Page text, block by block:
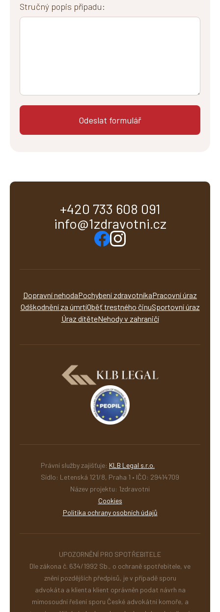
Stručný popis případu:
+420 733 608 091
info@1zdravotni.cz
Dopravní nehodaPochybení zdravotníkaPracovní úraz
Odškodnění za úmrtíOběť trestného činuSportovní úraz
Úraz dítěteNehody v zahraničí
Právní služby zajišťuje: KLB Legal s.r.o.
Sídlo: Letenská 121/8, Praha 1 • IČO: 29414709
Název projektu: 1zdravotni
Cookies
Politika ochrany osobních údajů
UPOZORNĚNÍ PRO SPOTŘEBITELE
Dle zákona č. 634/1992 Sb., o ochraně spotřebitele, ve
znění pozdějších předpisů, je v případě sporu
advokáta a klienta klient oprávněn podat návrh na
mimosoudní řešení sporu České advokátní komoře, a